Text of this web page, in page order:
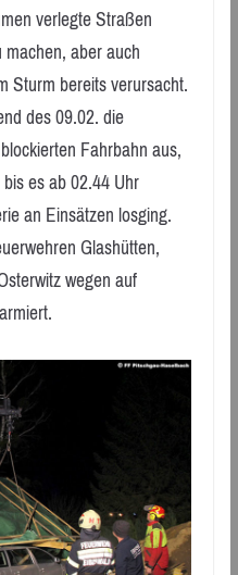
verlegte Straßen
aber auch
Sturm bereits verursacht.
des 09.02. die
Fahrbahn aus,
es ab 02.44 Uhr
an Einsätzen losging.
Glashütten,
wegen auf